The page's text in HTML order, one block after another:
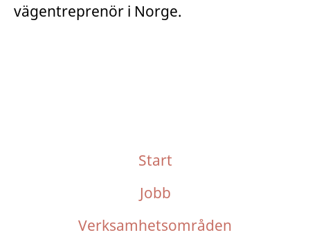
vägentreprenör i Norge.
Start
Jobb
Verksamhetsområden